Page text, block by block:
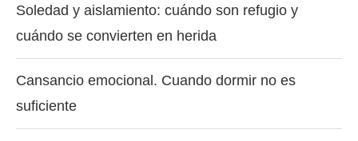
Soledad y aislamiento: cuándo son refugio y
cuándo se convierten en herida
Cansancio emocional. Cuando dormir no es
suficiente